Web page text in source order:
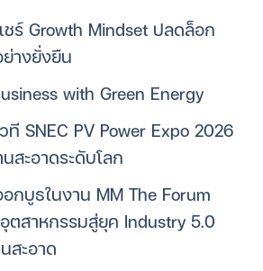
ร์ Growth Mindset ปลดล็อก
ย่างยั่งยืน
with Green Energy
ที SNEC PV Power Expo 2026
สะอาดระดับโลก
กบูธในงาน MM The Forum
สาหกรรมสู่ยุค Industry 5.0
สะอาด